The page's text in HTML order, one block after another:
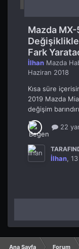
Mazda
Fark
İlhan Mazda
Haziran 2018
Kısa süre
2019 Mazda
değişim
22
İlhan,
Ana Sayfa Forum